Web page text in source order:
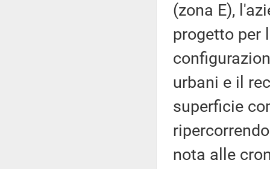
(zona E),
progetto per
urbani e il
superficie
nota alle